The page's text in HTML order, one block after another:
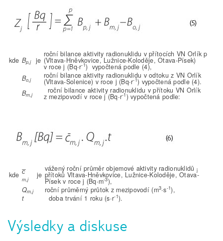
kde Bp,j je
roční bilance aktivity radionuklidu v přítocích VN Orlík p
(Vltava-Hněvkovice, Lužnice-Koloděje, Otava-Písek)
v roce j (Bq∙r-1) vypočtená podle (4),
Bo,j
roční bilance aktivity radionuklidu v odtoku z VN Orlík
(Vltava-Solenice) v roce j (Bq∙r-1) vypočtená podle (4).
Bm,j
roční bilance aktivity radionuklidu v přítoku VN Orlík
z mezipovodí v roce j (Bq∙r-1) vypočtená podle:
kde c̅
m,j
je
vážený roční průměr objemové aktivity radionuklidů j
přítoků Vltava-Hněvkovice, Lužnice-Koloděje, Otava-
Písek v roce j (Bq∙m-3),
Qm,j roční průměrný průtok z mezipovodí (m3∙s-1),
t
doba trvání 1 roku (s∙r-1).
Výsledky a diskuse